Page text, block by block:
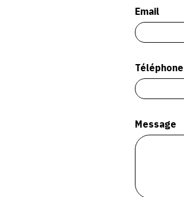
Email
Téléphone
Message